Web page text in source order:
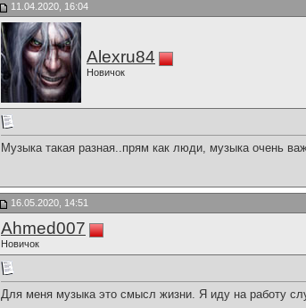
11.04.2020, 16:04
Alexru84
Новичок
Музыка такая разная..прям как люди, музыка очень
16.05.2020, 14:51
Ahmed007
Новичок
Для меня музыка это смысл жизни. Я иду на работу